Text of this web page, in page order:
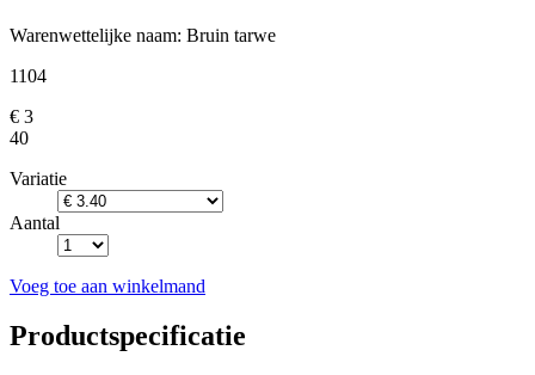
Warenwettelijke naam: Bruin tarwe
1104
€ 3
40
Variatie
Aantal
Voeg toe aan winkelmand
Productspecificatie